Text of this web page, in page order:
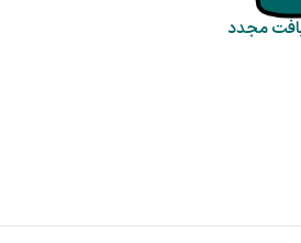
مجدد